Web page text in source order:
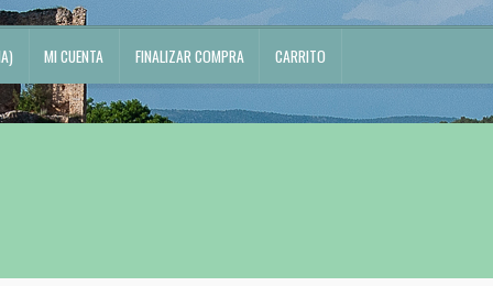
MI CUENTA FINALIZAR COMPRA CARRITO